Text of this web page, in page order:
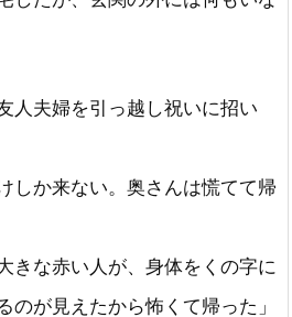
人夫婦を引っ越し祝いに招い
しか来ない。奥さんは慌てて帰
きな赤い人が、身体をくの字に
のが見えたから怖くて帰った」